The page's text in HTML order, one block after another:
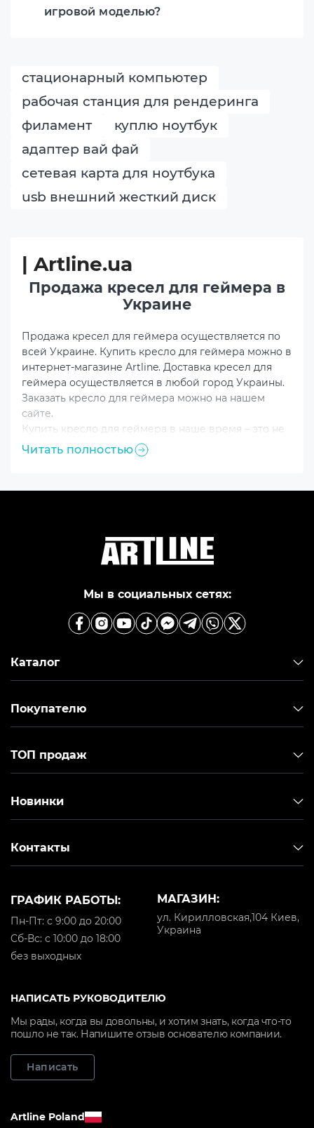
игровой моделью?
стационарный компьютер
рабочая станция для рендеринга
филамент
куплю ноутбук
адаптер вай фай
сетевая карта для ноутбука
usb внешний жесткий диск
| Artline.ua
Продажа кресел для геймера в
Украине
Продажа кресел для геймера осуществляется по
всей Украине. Купить кресло для геймера можно в
интернет-магазине Artline. Доставка кресел для
геймера осуществляется в любой город Украины.
Заказать кресло для геймера можно на нашем
сайте.
Купить кресло для геймера в наше время – это не
просто прихоть, но и необходимость, особенно для
тех, кто проводит много времени за своим ПК.
комфорт, но и анатомически правильная посадка.
максимально обезопасить осанку своих
покупателей от вредного воздействия.
современные
спустя многие часы игровой сессии – купите
Тип механизма:
Сталь
Материал
покрытия:
PU-кожа , Ткань
Основание:
роликами
Материал рамы:
Сталь
Материал
Сталь
Материал
Читать полностью
Мы в социальных сетях:
Каталог
Покупателю
ТОП продаж
Новинки
Контакты
МАГАЗИН:
ул. Кирилловская,104 Киев,
Украина
ГРАФИК РАБОТЫ:
Пн-Пт: с 9:00 до 20:00
Cб-Вс: с 10:00 до 18:00
без выходных
НАПИСАТЬ РУКОВОДИТЕЛЮ
Мы рады, когда вы довольны, и хотим знать, когда что-то
пошло не так. Напишите отзыв основателю компании.
Написать
Artline Poland